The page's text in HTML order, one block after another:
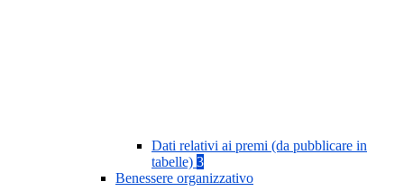
Dati relativi ai premi (da pubblicare in
tabelle) 3
Benessere organizzativo